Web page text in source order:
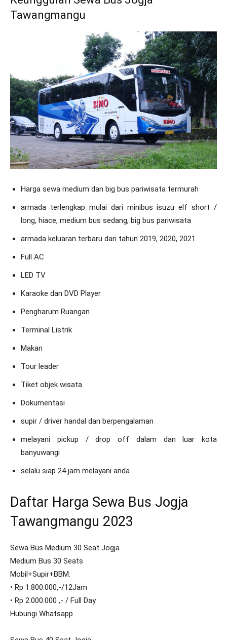
Tawangmangu
Harga sewa medium dan big bus pariwisata termurah
armada terlengkap mulai dari minibus isuzu elf short /
long, hiace, medium bus sedang, big bus pariwisata
armada keluaran terbaru dari tahun 2019, 2020, 2021
Full AC
LED TV
Karaoke dan DVD Player
Pengharum Ruangan
Terminal Listrik
Makan
Tour leader
Tiket objek wisata
Dokumentasi
supir / driver handal dan berpengalaman
melayani pickup / drop off dalam dan luar kota
banyuwangi
selalu siap 24 jam melayani anda
Daftar Harga Sewa Bus Jogja
Tawangmangu 2023
Sewa Bus Medium 30 Seat Jogja
Medium Bus 30 Seats
Mobil+Supir+BBM:
• Rp 1.800.000,-/12Jam
• Rp 2.000.000 ,- / Full Day
Hubungi Whatsapp